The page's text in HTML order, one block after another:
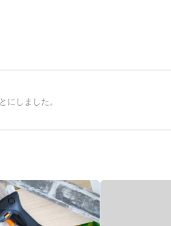
にしました。